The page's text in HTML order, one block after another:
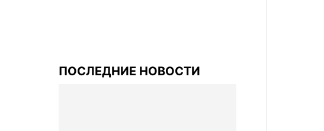
ПОСЛЕДНИЕ НОВОСТИ